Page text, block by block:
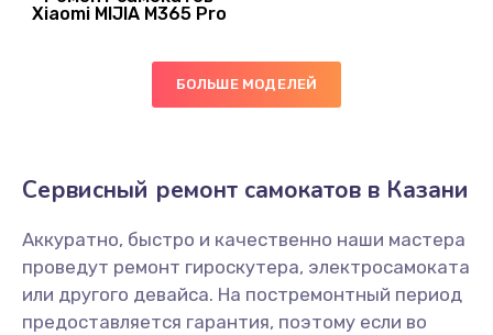
Xiaomi MIJIA M365 Pro
БОЛЬШЕ МОДЕЛЕЙ
Сервисный ремонт самокатов в Казани
Аккуратно, быстро и качественно наши мастера
проведут ремонт гироскутера, электросамоката
или другого девайса. На постремонтный период
предоставляется гарантия, поэтому если во